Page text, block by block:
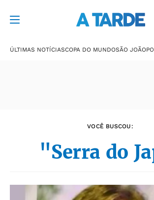
ÚLTIMAS NOTÍCIASCOPA DO MUNDOSÃO JOÃO
VOCÊ BUSCOU:
"Serra do